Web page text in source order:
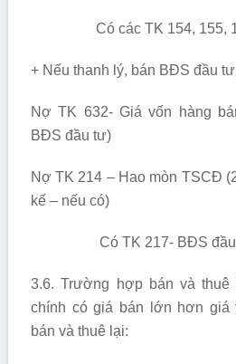
Có các TK 154, 155,
+ Nếu thanh lý, bán BĐS đầu
Nợ TK 632- Giá vốn hàng
BĐS đầu tư)
Nợ TK 214 – Hao mòn TSCĐ
kế – nếu có)
Có TK 217- BĐS đầu
3.6. Trường hợp bán và
chính có giá bán lớn hơn giá
bán và thuê lại: